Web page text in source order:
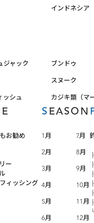
インドネシア
ジャック ブンドゥ
スヌーク
ッシュ カジキ類（マ
お勧め
ー
ィッシング
SEASON
1月
2月
3月
4月
5月
6月
7月
8月
9月
10月
11月
12月